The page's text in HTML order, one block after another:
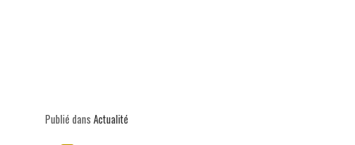
Publié dans Actualité